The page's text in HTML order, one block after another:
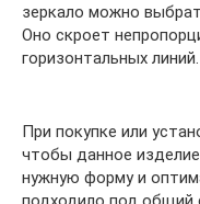
зеркало можно
Оно скроет
горизонтальных линий.
При покупке или
чтобы данное
нужную форму и